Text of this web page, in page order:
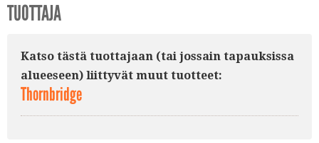
TUOTTAJA
Katso tästä tuottajaan (tai jossain tapauksissa
alueeseen) liittyvät muut tuotteet:
Thornbridge